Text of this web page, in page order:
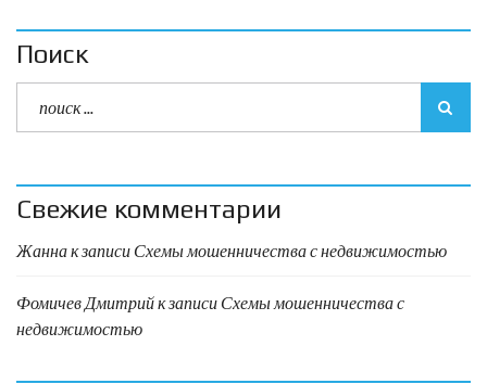
Поиск
Свежие комментарии
Жаннак записи Схемы мошенничества с недвижимостью
Фомичев Дмитрийк записи Схемы мошенничества с
недвижимостью